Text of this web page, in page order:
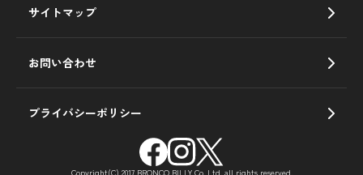
サイトマップ
お問い合わせ
プライバシーポリシー
Copyright(C) 2017 BRONCO BILLY Co.,Ltd. all rights reserved.